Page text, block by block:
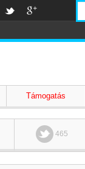
Támogatás
465